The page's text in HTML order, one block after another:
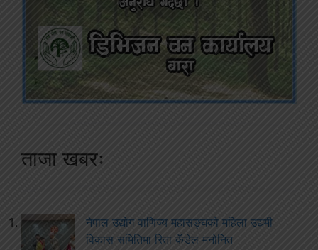
ताजा खबरः
नेपाल उद्योग वाणिज्य महासङ्घको महिला उद्यमी
विकास समितिमा रिता कँडेल मनोनित